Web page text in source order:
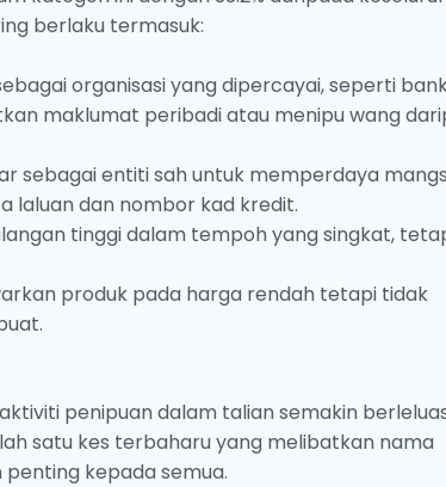
berlaku termasuk:
organisasi yang dipercayai, seperti
maklumat peribadi atau menipu wang
sebagai entiti sah untuk memperdaya
laluan dan nombor kad kredit.
tinggi dalam tempoh yang singkat,
produk pada harga rendah tetapi tidak
penipuan dalam talian semakin
satu kes terbaharu yang melibatkan nama
kepada semua.